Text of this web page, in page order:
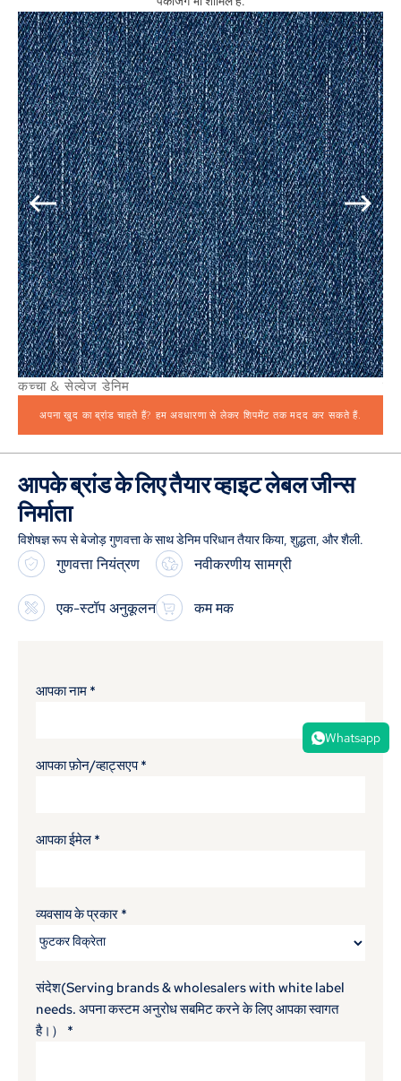
कच्चा & सेल्वेज डेनिम
अपना खुद का ब्रांड चाहते हैं? हम अवधारणा से लेकर शिपमेंट तक मदद कर सकते हैं.
आपके ब्रांड के लिए तैयार व्हाइट लेबल जीन्स
निर्माता
विशेषज्ञ रूप से बेजोड़ गुणवत्ता के साथ डेनिम परिधान तैयार किया, शुद्धता, और शैली.
गुणवत्ता नियंत्रण
एक-स्टॉप अनुकूलन
नवीकरणीय सामग्री
कम मक
आपका नाम *
आपका फ़ोन/व्हाट्सएप *
आपका ईमेल *
व्यवसाय के प्रकार *
संदेश(Serving brands & wholesalers with white label
needs. अपना कस्टम अनुरोध सबमिट करने के लिए आपका स्वागत
है।）
*
Whatsapp